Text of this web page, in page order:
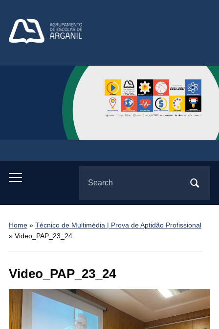
Toggle
menu
for:
Home» Técnico de Multimédia | Prova de Aptidão Profissional
» Video_PAP_23_24
Video_PAP_23_24